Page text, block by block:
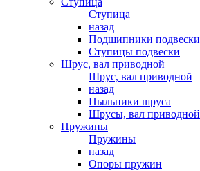
Ступица
назад
Подшипники подвески
Ступицы подвески
Шрус, вал приводной
Шрус, вал приводной
назад
Пыльники шруса
Шрусы, вал приводной
Пружины
Пружины
назад
Опоры пружин